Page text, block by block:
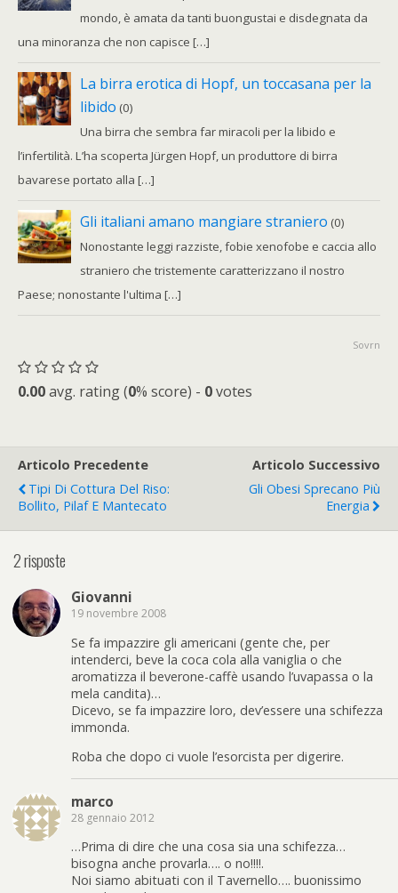
mondo, è amata da tanti buongustai e disdegnata da
una minoranza che non capisce […]
La birra erotica di Hopf, un toccasana per la
libido (0)
Una birra che sembra far miracoli per la libido e
l’infertilità. L’ha scoperta Jürgen Hopf, un produttore di birra
bavarese portato alla […]
Gli italiani amano mangiare straniero (0)
Nonostante leggi razziste, fobie xenofobe e caccia allo
straniero che tristemente caratterizzano il nostro
Paese; nonostante l'ultima […]
Sovrn
0.00avg. rating (0% score) - 0votes
Articolo Precedente
Tipi Di Cottura Del Riso:
Bollito, Pilaf E Mantecato
Articolo Successivo
Gli Obesi Sprecano Più
Energia
2 risposte
Giovanni
19 novembre 2008
Se fa impazzire gli americani (gente che, per
intenderci, beve la coca cola alla vaniglia o che
aromatizza il beverone-caffè usando l’uvapassa o la
mela candita)…
Dicevo, se fa impazzire loro, dev’essere una schifezza
immonda.
Roba che dopo ci vuole l’esorcista per digerire.
marco
28 gennaio 2012
…Prima di dire che una cosa sia una schifezza…
bisogna anche provarla…. o no!!!!.
Noi siamo abituati con il Tavernello…. buonissimo